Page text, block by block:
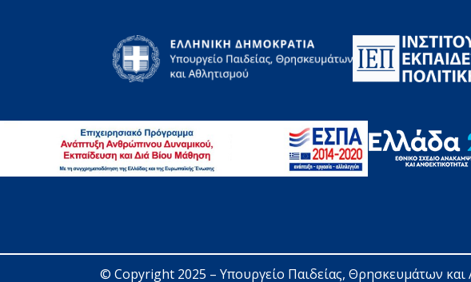
© Copyright 2025 – Υπουργείο Παιδείας, Θρησκευμάτων και